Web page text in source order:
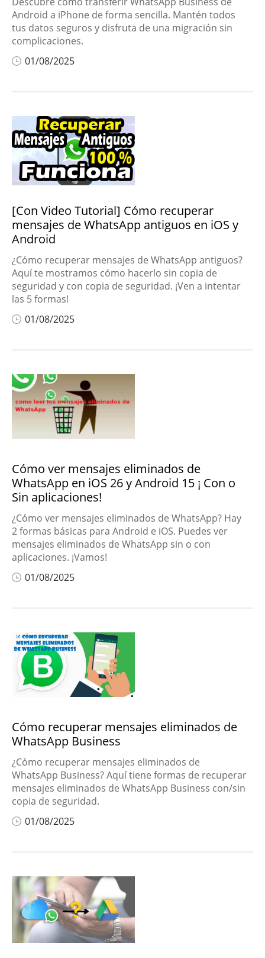
Android a iPhone de forma sencilla. Mantén todos
tus datos seguros y disfruta de una migración sin
complicaciones.
01/08/2025
[Con Video Tutorial] Cómo recuperar
mensajes de WhatsApp antiguos en iOS y
Android
¿Cómo recuperar mensajes de WhatsApp antiguos?
Aquí te mostramos cómo hacerlo sin copia de
seguridad y con copia de seguridad. ¡Ven a intentar
las 5 formas!
01/08/2025
Cómo ver mensajes eliminados de
WhatsApp en iOS 26 y Android 15 ¡ Con o
Sin aplicaciones!
¿Cómo ver mensajes eliminados de WhatsApp? Hay
2 formas básicas para Android e iOS. Puedes ver
mensajes eliminados de WhatsApp sin o con
aplicaciones. ¡Vamos!
01/08/2025
Cómo recuperar mensajes eliminados de
WhatsApp Business
¿Cómo recuperar mensajes eliminados de
WhatsApp Business? Aquí tiene formas de recuperar
mensajes eliminados de WhatsApp Business con/sin
copia de seguridad.
01/08/2025